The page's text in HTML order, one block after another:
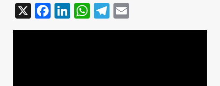
X Facebook
LinkedIn
WhatsApp
Telegram
Email